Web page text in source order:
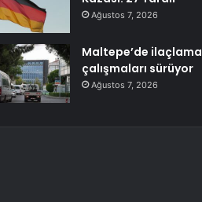
Ağustos 7, 2026
Maltepe’de ilaçlama
çalışmaları sürüyor
Ağustos 7, 2026